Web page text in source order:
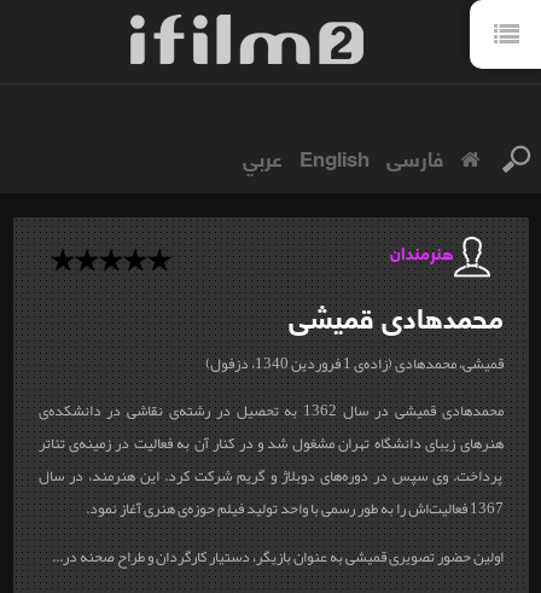
فارسی English عربي
هنرمندان
محمدهادیقمیشی
قمیشی، محمدهادی (زادهی 1 فروردین 1340، دزفول)
محمدهادی قمیشی در سال 1362 به تحصیل در رشته
ی نقاشی در دانشکدهی
هنرهای زیبای دانشگاه تهران مشغول شد و در کنار آن به فعالیت در زمینهی تئاتر
پرداخت. وی سپس در دوره‌های دوبلاژ و گریم شرکت کرد. این هنرمند، در سال
1367 فعالیت‌اش را به طور رسمی با واحد تولید فیلم حوزه
ی هنری آغاز نمود.
اولین حضور تصویری قمیشی به عنوان بازیگر، دستیار کارگردان و طراح صحنه در...